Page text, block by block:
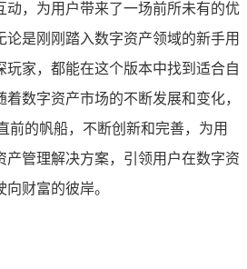
动，为用户带来了一场前所未有的优
论是刚刚踏入数字资产领域的新手用
玩家，都能在这个版本中找到适合自
数字资产市场的不断发展和变化，
前的帆船，不断创新和完善，为用
产管理解决方案，引领用户在数字资
财富的彼岸。